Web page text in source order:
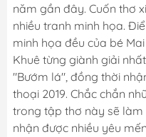
năm gần đây. Cuốn thơ
nhiều tranh minh họa.
minh họa đều của bé
Khuê từng giành giải
"Bướm lá", đồng thời
thoại 2019. Chắc chắn
trong tập thơ này sẽ
nhận được nhiều yêu